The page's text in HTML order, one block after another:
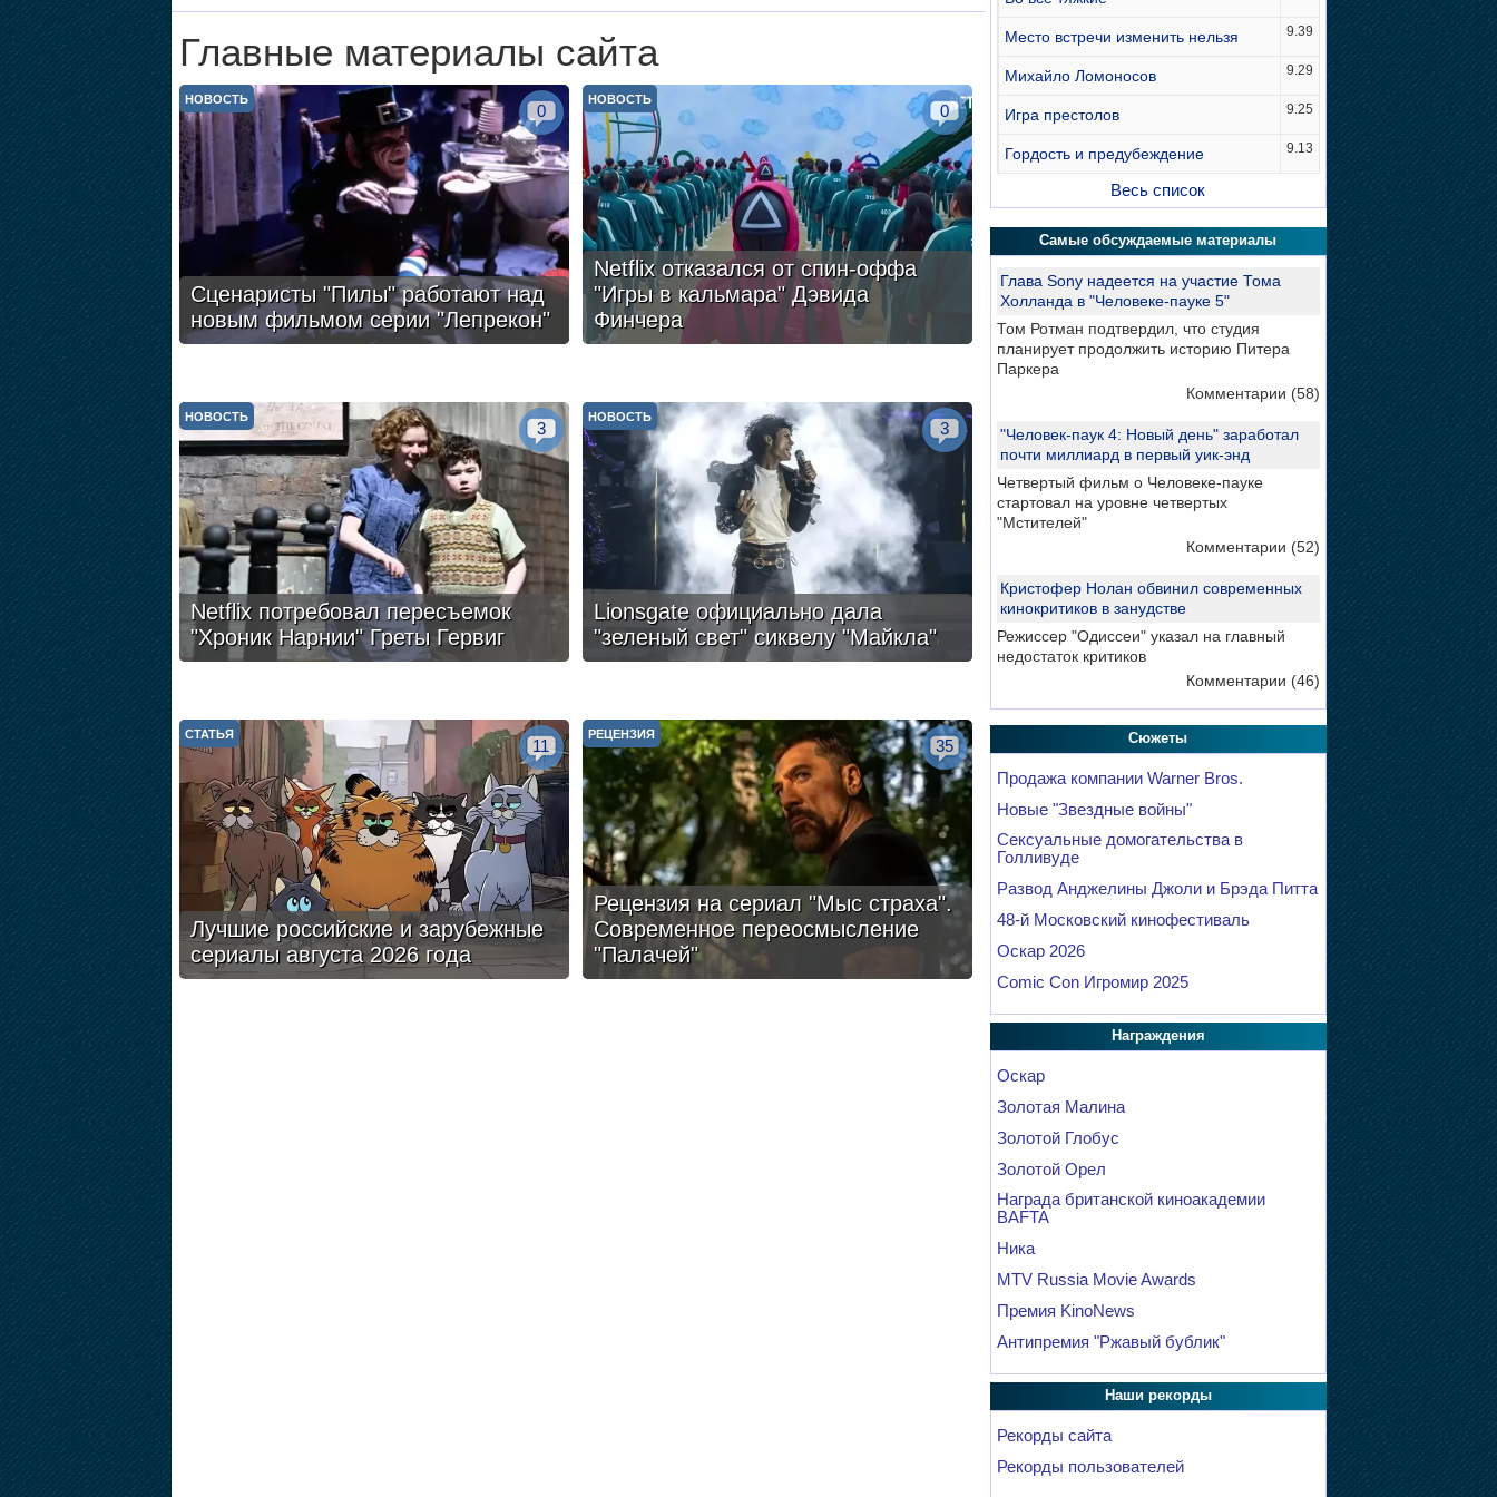
Главные материалы сайта
Сценаристы "Пилы" работают над
новым фильмом серии "Лепрекон"
НОВОСТЬ
0
Netflix отказался от спин-оффа
"Игры в кальмара" Дэвида
Финчера
НОВОСТЬ
0
Netflix потребовал пересъемок
"Хроник Нарнии" Греты Гервиг
НОВОСТЬ
3
Lionsgate официально дала
"зеленый свет" сиквелу "Майкла"
НОВОСТЬ
3
Лучшие российские и зарубежные
сериалы августа 2026 года
СТАТЬЯ
11
Рецензия на сериал "Мыс страха".
Современное переосмысление
"Палачей"
РЕЦЕНЗИЯ
35
Место встречи изменить нельзя 9.39
Михайло Ломоносов 9.29
Игра престолов 9.25
Гордость и предубеждение 9.13
Весь список
Самые обсуждаемые материалы
Глава Sony надеется на участие Тома
Холланда в "Человеке-пауке 5"
Том Ротман подтвердил, что студия
планирует продолжить историю Питера
Паркера
Комментарии (58)
"Человек-паук 4: Новый день" заработал
почти миллиард в первый уик-энд
Четвертый фильм о Человеке-пауке
стартовал на уровне четвертых
"Мстителей"
Комментарии (52)
Кристофер Нолан обвинил современных
кинокритиков в занудстве
Режиссер "Одиссеи" указал на главный
недостаток критиков
Комментарии (46)
Сюжеты
Продажа компании Warner Bros.
Новые "Звездные войны"
Сексуальные домогательства в
Голливуде
Развод Анджелины Джоли и Брэда Питта
48-й Московский кинофестиваль
Оскар 2026
Comic Con Игромир 2025
Награждения
Оскар
Золотая Малина
Золотой Глобус
Золотой Орел
Награда британской киноакадемии
BAFTA
Ника
MTV Russia Movie Awards
Премия KinoNews
Антипремия "Ржавый бублик"
Наши рекорды
Рекорды сайта
Рекорды пользователей